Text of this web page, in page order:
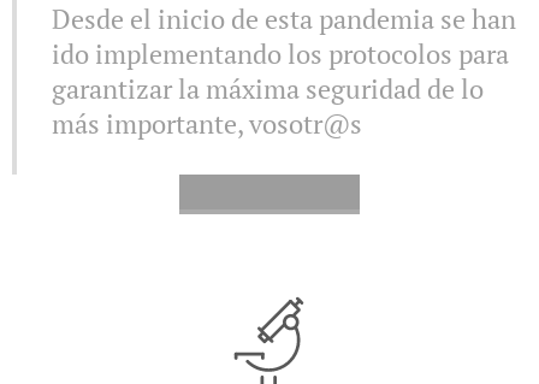
Desde el inicio de esta pandemia se han
ido implementando los protocolos para
garantizar la máxima seguridad de lo
más importante, vosotr@s